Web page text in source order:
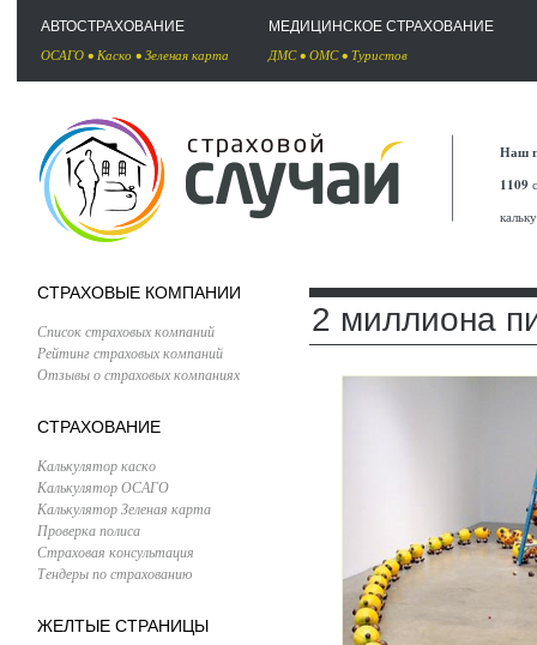
АВТОСТРАХОВАНИЕ
ОСАГО • Каско • Зеленая карта
МЕДИЦИНСКОЕ СТРАХОВАНИЕ
ДМС• ОМС• Туристов
Наш
1109
СТРАХОВЫЕ КОМПАНИИ
Список страховых компаний
Рейтинг страховых компаний
Отзывы о страховых компаниях
СТРАХОВАНИЕ
Калькулятор каско
Калькулятор ОСАГО
Калькулятор Зеленая карта
Проверка полиса
Страховая консультация
Тендеры по страхованию
ЖЕЛТЫЕ СТРАНИЦЫ
2 миллиона